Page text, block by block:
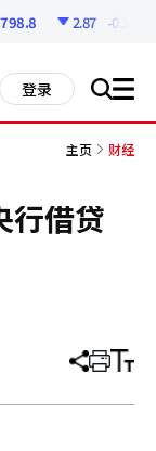
2.87 -0.36%
登录 搜 all
主页 财经
行借贷
分
章
打 调
小